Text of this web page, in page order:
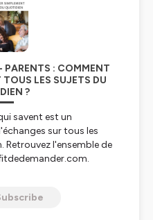
: COMMENT
LES SUJETS DU
?
savent est un
sur tous les
Retrouvez l'ensemble de